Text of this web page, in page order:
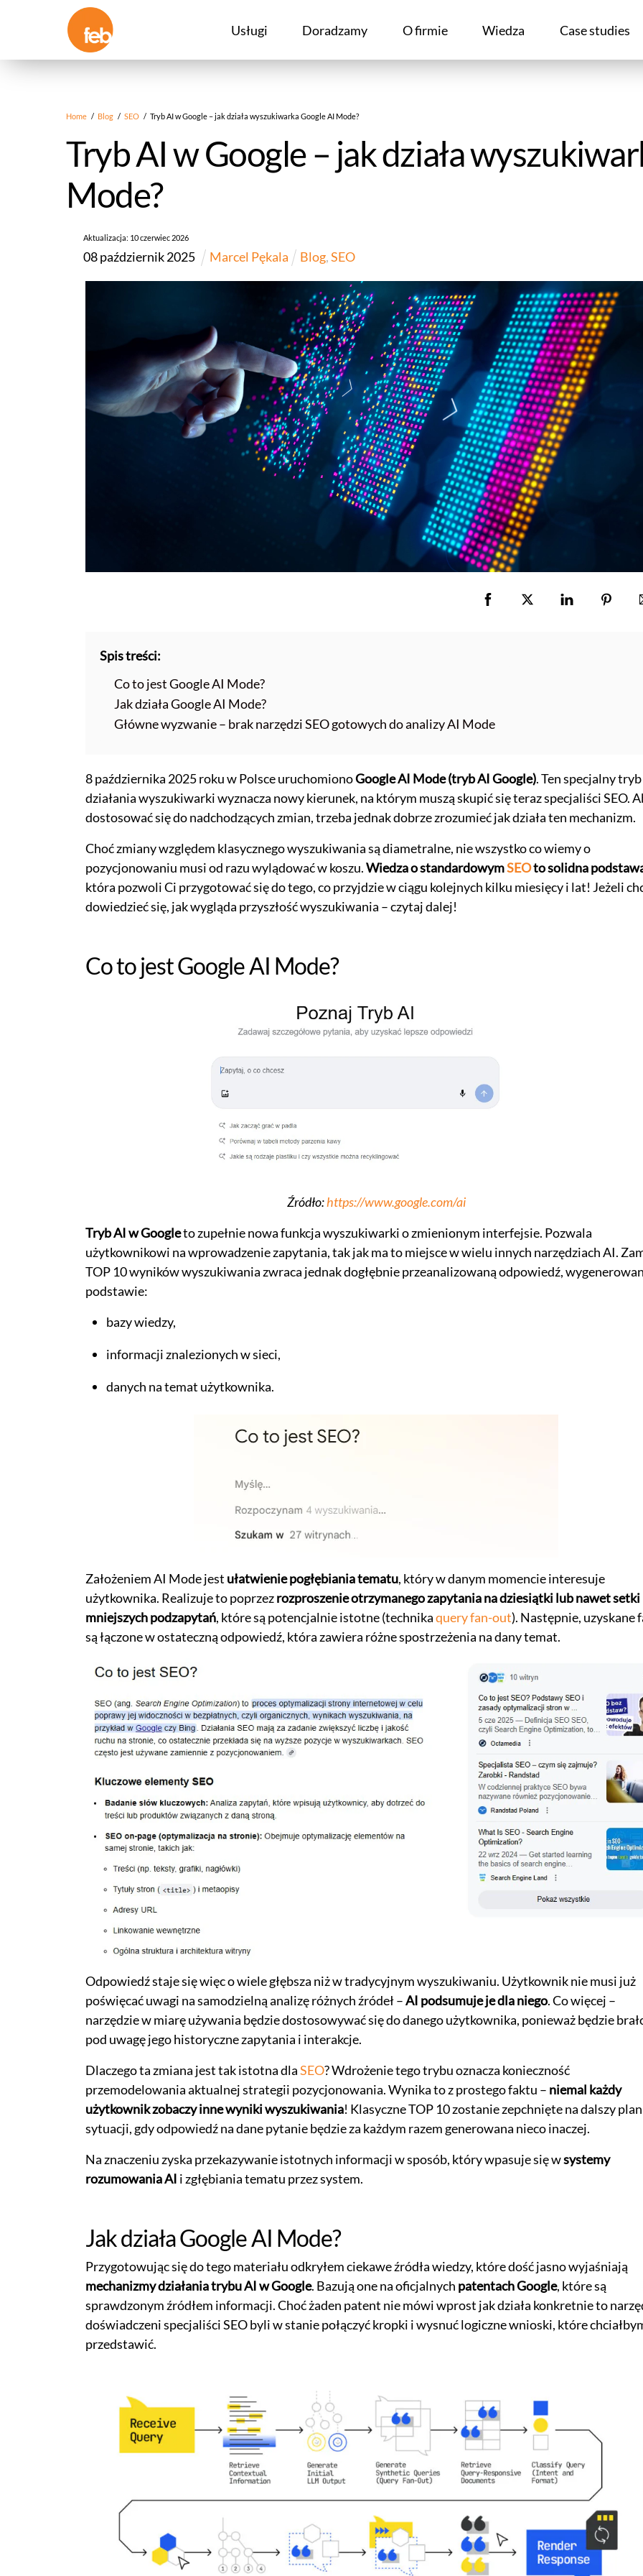
Usługi Doradzamy O firmie Wiedza Case studies
Home / Blog / SEO / Tryb AI w Google – jak działa wyszukiwarka Google AI Mode?
Tryb AI w Google – jak działa
Mode?
Aktualizacja: 10czerwiec 2026
08październik2025 Marcel Pękala Blog,SEO
Spis treści:
Co to jest Google AI Mode?
Jak działa Google AI Mode?
Główne wyzwanie – brak narzędzi SEO gotowych do analizy AI Mode
8 października 2025 roku w Polsce uruchomionoGoogle AI Mode (tryb AI Google). Ten specjalny tryb
działania wyszukiwarki wyznacza nowy kierunek, na którym muszą skupić się teraz specjaliści SEO.
dostosować się do nadchodzących zmian, trzeba jednak dobrze zrozumieć jak działa ten mechanizm.
Choć zmiany względem klasycznego wyszukiwania są diametralne, nie wszystko co wiemy o
pozycjonowaniu musi od razu wylądować w koszu.Wiedza o standardowymSEOto solidna
która pozwoli Ci przygotować się do tego, co przyjdzie w ciągu kolejnych kilku miesięcy i lat! Jeżeli
dowiedzieć się, jak wygląda przyszłość wyszukiwania – czytaj dalej!
Co to jest Google AI Mode?
Źródło:https://www.google.com/ai
Tryb AI w Googleto zupełnie nowa funkcja wyszukiwarki o zmienionym interfejsie. Pozwala
użytkownikowi na wprowadzenie zapytania, tak jak ma to miejsce w wielu innych narzędziach AI.
TOP 10 wyników wyszukiwania zwraca jednak dogłębnie przeanalizowaną odpowiedź,
podstawie:
bazy wiedzy,
informacji znalezionych w sieci,
danych na temat użytkownika.
Założeniem AI Mode jest ułatwienie pogłębiania tematu, który w danym momencie interesuje
użytkownika. Realizuje to poprzezrozproszenie otrzymanego zapytania na dziesiątki lub nawet setki
mniejszych podzapytań, które są potencjalnie istotne (technikaquery fan-out). Następnie, uzyskane
są łączone w ostateczną odpowiedź, która zawiera różne spostrzeżenia na dany temat.
Odpowiedź staje się więc o wiele głębsza niż w tradycyjnym wyszukiwaniu. Użytkownik nie musi już
poświęcać uwagi na samodzielną analizę różnych źródeł –AI podsumuje je dla niego. Co więcej –
narzędzie w miarę używania będzie dostosowywać się do danego użytkownika, ponieważ będzie
pod uwagę jego historyczne zapytania i interakcje.
Dlaczego ta zmiana jest tak istotna dlaSEO? Wdrożenie tego trybu oznacza konieczność
przemodelowania aktualnej strategii pozycjonowania. Wynika to z prostego faktu – niemal każdy
użytkownik zobaczy inne wyniki wyszukiwania! Klasyczne TOP 10 zostanie zepchnięte na dalszy
sytuacji, gdy odpowiedź na dane pytanie będzie za każdym razem generowana nieco inaczej.
Na znaczeniu zyska przekazywanie istotnych informacji w sposób, który wpasuje się wsystemy
rozumowania AI i zgłębiania tematu przez system.
Jak działa Google AI Mode?
Przygotowując się do tego materiału odkryłem ciekawe źródła wiedzy, które dość jasno wyjaśniają
mechanizmy działania trybu AI w Google. Bazują one na oficjalnych patentach Google, które są
sprawdzonym źródłem informacji. Choć żaden patent nie mówi wprost jak działa konkretnie to
doświadczeni specjaliści SEO byli w stanie połączyć kropki i wysnuć logiczne wnioski, które
przedstawić.